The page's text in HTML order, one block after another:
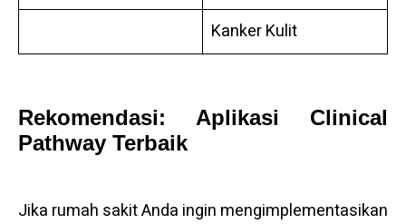
Kanker Kulit
Rekomendasi: Aplikasi Clinical
Pathway Terbaik
Jika rumah sakit Anda ingin mengimplementasikan